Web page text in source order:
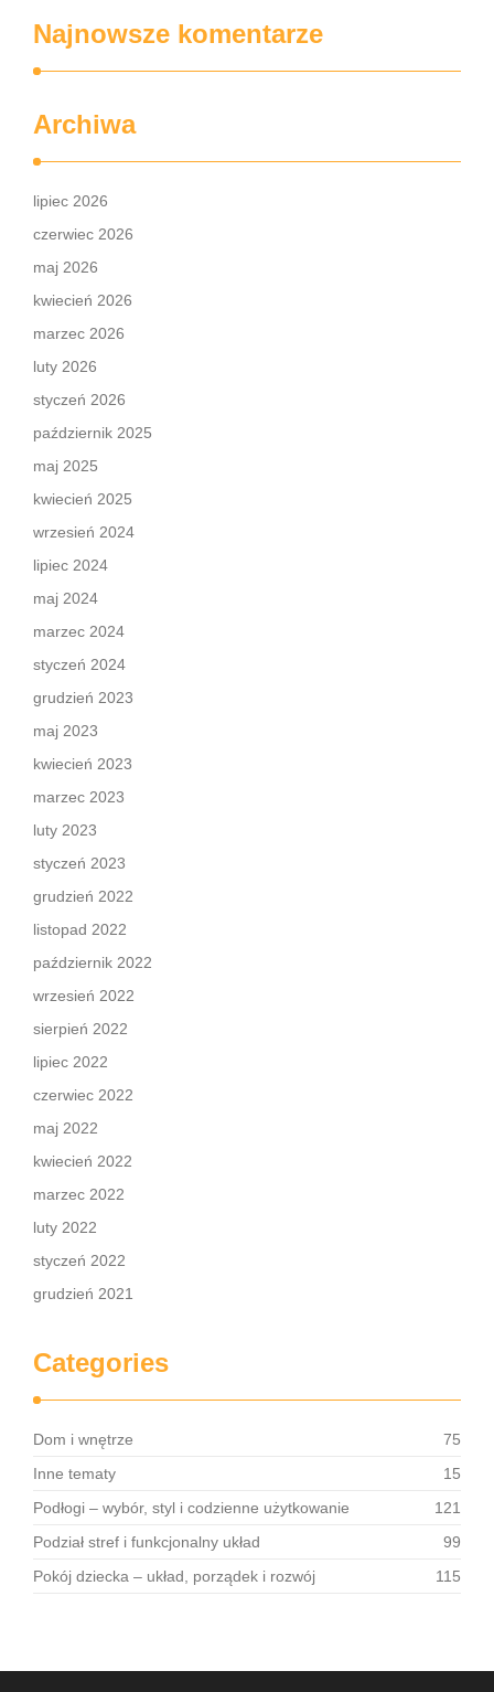
Najnowsze komentarze
Archiwa
lipiec 2026
czerwiec 2026
maj 2026
kwiecień 2026
marzec 2026
luty 2026
styczeń 2026
październik 2025
maj 2025
kwiecień 2025
wrzesień 2024
lipiec 2024
maj 2024
marzec 2024
styczeń 2024
grudzień 2023
maj 2023
kwiecień 2023
marzec 2023
luty 2023
styczeń 2023
grudzień 2022
listopad 2022
październik 2022
wrzesień 2022
sierpień 2022
lipiec 2022
czerwiec 2022
maj 2022
kwiecień 2022
marzec 2022
luty 2022
styczeń 2022
grudzień 2021
Categories
Dom i wnętrze
75
Inne tematy
15
Podłogi – wybór, styl i codzienne użytkowanie
121
Podział stref i funkcjonalny układ
99
Pokój dziecka – układ, porządek i rozwój
115